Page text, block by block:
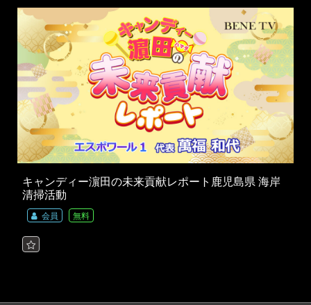
キャンディー濵田の未来貢献レポート鹿児島県 海岸
清掃活動
会員 無料